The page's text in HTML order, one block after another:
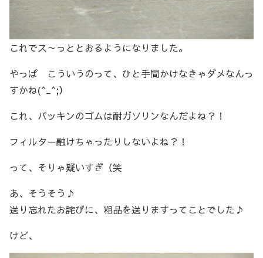
これでス～っととおるようになりました。
やっぱ こういうのって、ひと手間かけなきゃダメなんっ
すかね(^_^;）
これ、パッキンのゴムは耐ガソリンなんだよね？！
フィルター融けちゃったりしないよね？！
って、そりゃ疑いすぎ（笑
あ、そうそう♪
送り忘れたお詫びに、粗品を送りますってことでした♪
けど、